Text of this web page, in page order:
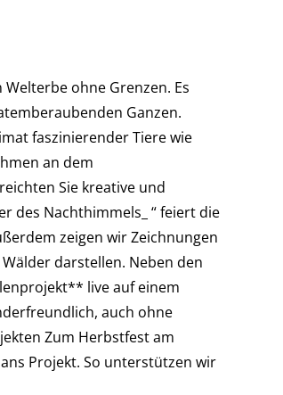
ohne Grenzen. Es
Ganzen.
faszinierender Tiere wie
an dem
Sie kreative und
des Nachthimmels_ “ feiert die
zeigen wir Zeichnungen
darstellen. Neben den
live auf einem
auch ohne
Zum Herbstfest am
Projekt. So unterstützen wir